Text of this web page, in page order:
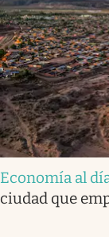
Economía al
ciudad que